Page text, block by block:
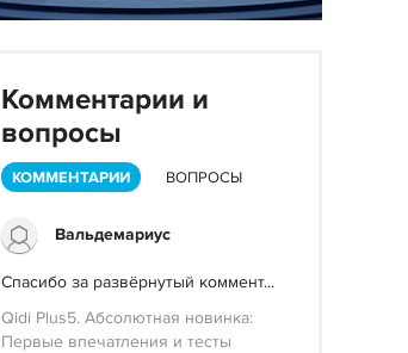
Комментарии и
вопросы
КОММЕНТАРИИ ВОПРОСЫ
Вальдемариус
Спасибо за развёрнутый коммент...
Qidi Plus5. Абсолютная новинка:
Первые впечатления и тесты